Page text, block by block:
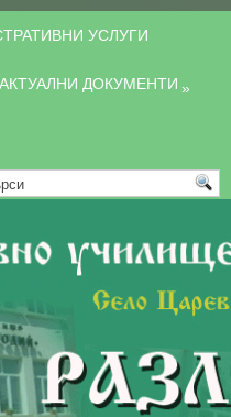
УСЛУГИ
АКТУАЛНИ ДОКУМЕНТИ »